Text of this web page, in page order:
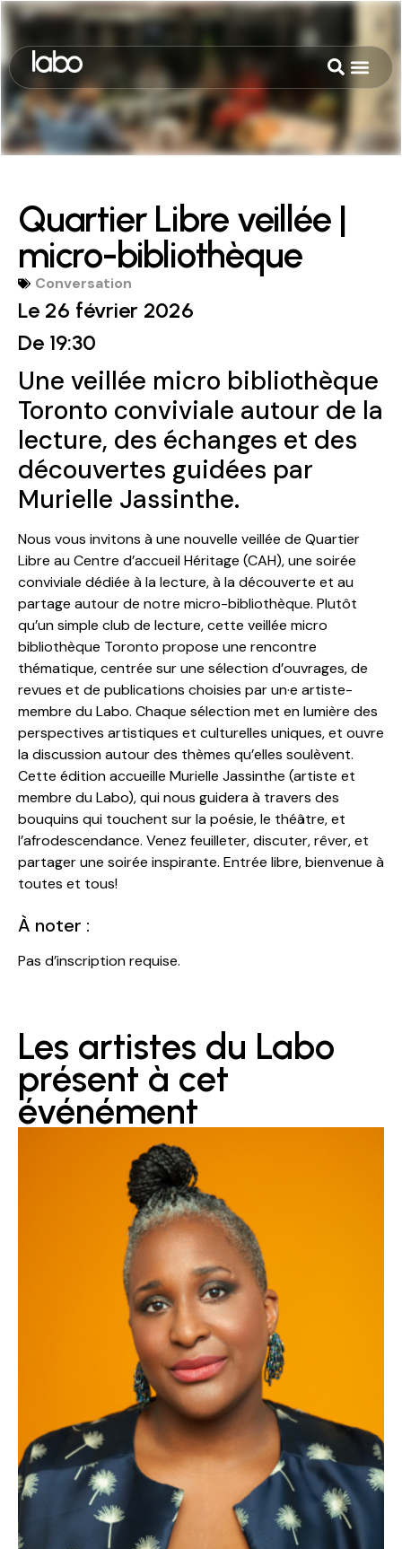
Quartier Libre veillée |
micro-bibliothèque
Conversation
Le 26 février 2026
De 19:30
Une veillée micro bibliothèque
Toronto conviviale autour de la
lecture, des échanges et des
découvertes guidées par
Murielle Jassinthe.
Nous vous invitons à une nouvelle veillée de Quartier
Libre au Centre d’accueil Héritage (CAH), une soirée
conviviale dédiée à la lecture, à la découverte et au
partage autour de notre micro-bibliothèque. Plutôt
qu’un simple club de lecture, cette veillée micro
bibliothèque Toronto propose une rencontre
thématique, centrée sur une sélection d’ouvrages, de
revues et de publications choisies par un·e artiste-
membre du Labo. Chaque sélection met en lumière des
perspectives artistiques et culturelles uniques, et ouvre
la discussion autour des thèmes qu’elles soulèvent.
Cette édition accueille Murielle Jassinthe (artiste et
membre du Labo), qui nous guidera à travers des
bouquins qui touchent sur la poésie, le théâtre, et
l’afrodescendance. Venez feuilleter, discuter, rêver, et
partager une soirée inspirante. Entrée libre, bienvenue à
toutes et tous!
À noter :
Pas d’inscription requise.
Les artistes du Labo
présent à cet
événément